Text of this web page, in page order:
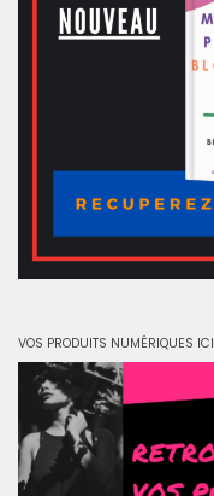
VOS PRODUITS NUMÉRIQUES ICI